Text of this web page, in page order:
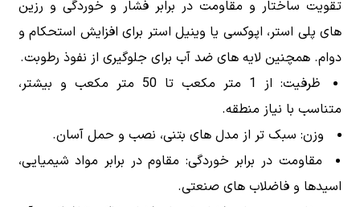
تقویت ساختار و مقاومت در برابر فشار و خوردگی و رزین
های پلی استر، اپوکسی یا وینیل استر برای افزایش استحکام و
دوام. همچنین لایه های ضد آب برای جلوگیری از نفوذ رطوبت.
ظرفیت: از 1 متر مکعب تا 50 متر مکعب و بیشتر،
متناسب با نیاز منطقه.
وزن: سبک تر از مدل های بتنی، نصب و حمل آسان.
مقاومت در برابر خوردگی: مقاوم در برابر مواد شیمیایی،
اسیدها و فاضلاب های صنعتی.